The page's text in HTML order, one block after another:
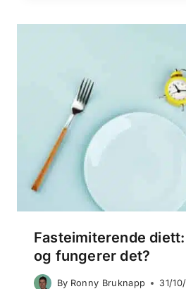
Fasteimiterende
og fungerer det?
By Ronny Bruknapp 31/